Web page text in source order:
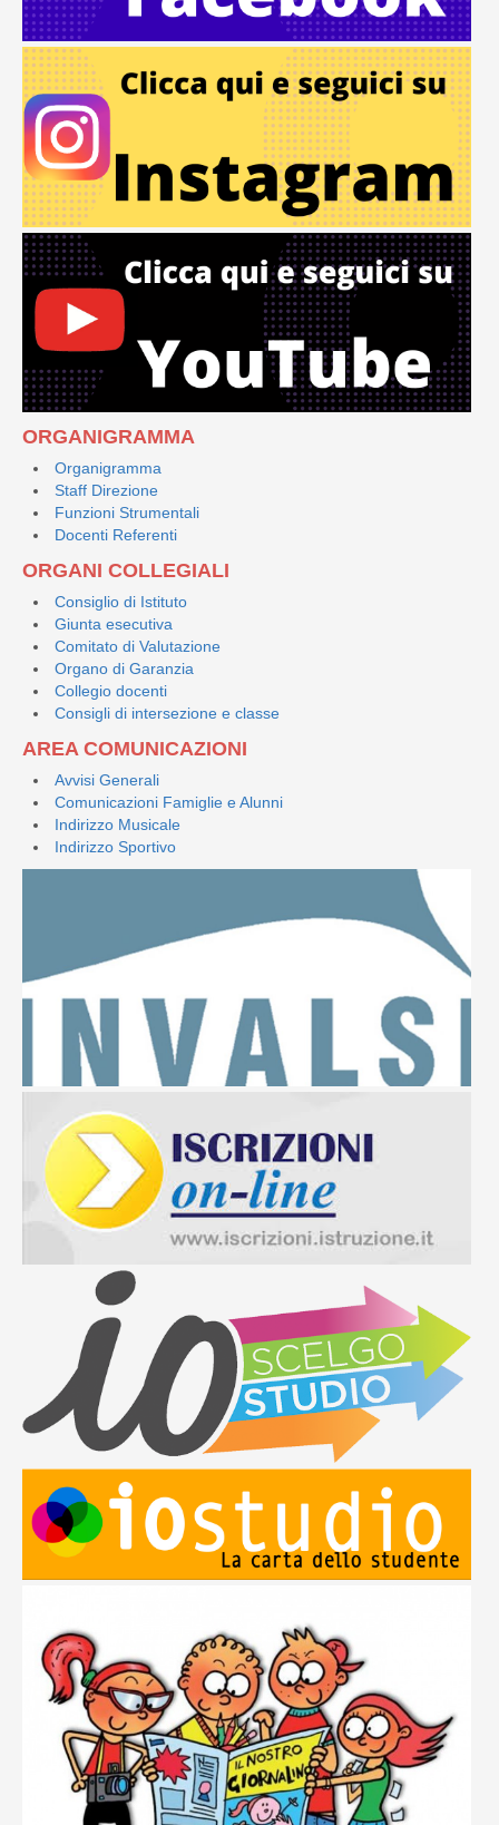
ORGANIGRAMMA
Organigramma
Staff Direzione
Funzioni Strumentali
Docenti Referenti
ORGANI COLLEGIALI
Consiglio di Istituto
Giunta esecutiva
Comitato di Valutazione
Organo di Garanzia
Collegio docenti
Consigli di intersezione e classe
AREA COMUNICAZIONI
Avvisi Generali
Comunicazioni Famiglie e Alunni
Indirizzo Musicale
Indirizzo Sportivo